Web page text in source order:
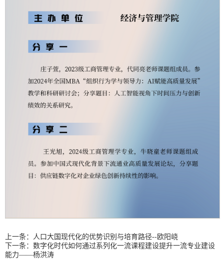
上一条：
人口大国现代化的优势识别与培育路径--欧阳峣
下一条： 数字化时代如何通过系列化一流课程建设提升一流专业建设
能力——杨洪涛